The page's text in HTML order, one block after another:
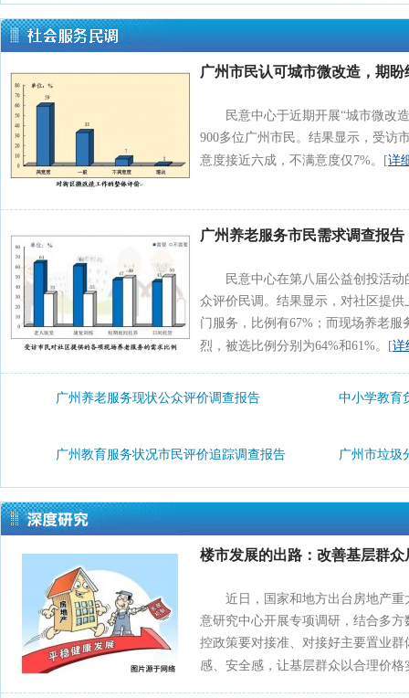
婚育观念变化，影响年轻一代的生育意愿
广州市民认可城市微改造，期盼
民意中心于近期开展“城市微改
900多位广州市民。结果显示，受访
意度接近六成，不满意度仅7%。[详
广州养老服务市民需求调查报告
民意中心在第八届公益创投活
众评价民调。结果显示，对社区提
门服务，比例有67%；而现场养老
烈，被选比例分别为64%和61%。[详
广州养老服务现状公众评价调查报告 中小学教育
广州教育服务状况市民评价追踪调查报告 广州市垃圾
市民普感地铁拥挤加剧，期盼运力提升
楼市发展的出路：改善基层群众
近日，国家和地方出台房地产
意研究中心开展专项调研，结合多
控政策要对接准、对接好主要置业
感、安全感，让基层群众以合理价格